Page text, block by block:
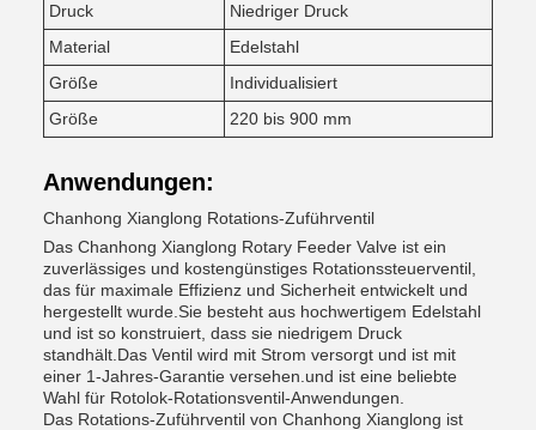
Druck
Niedriger Druck
Material
Edelstahl
Größe
Individualisiert
Größe
220 bis 900 mm
Anwendungen:
Chanhong Xianglong Rotations-Zuführventil
Das Chanhong Xianglong Rotary Feeder Valve ist ein
zuverlässiges und kostengünstiges Rotationssteuerventil,
das für maximale Effizienz und Sicherheit entwickelt und
hergestellt wurde.Sie besteht aus hochwertigem Edelstahl
und ist so konstruiert, dass sie niedrigem Druck
standhält.Das Ventil wird mit Strom versorgt und ist mit
einer 1-Jahres-Garantie versehen.und ist eine beliebte
Wahl für Rotolok-Rotationsventil-Anwendungen.
Das Rotations-Zuführventil von Chanhong Xianglong ist